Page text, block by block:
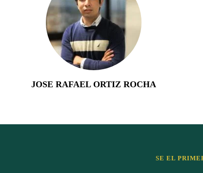
JOSE RAFAEL ORTIZ ROCHA
SE EL